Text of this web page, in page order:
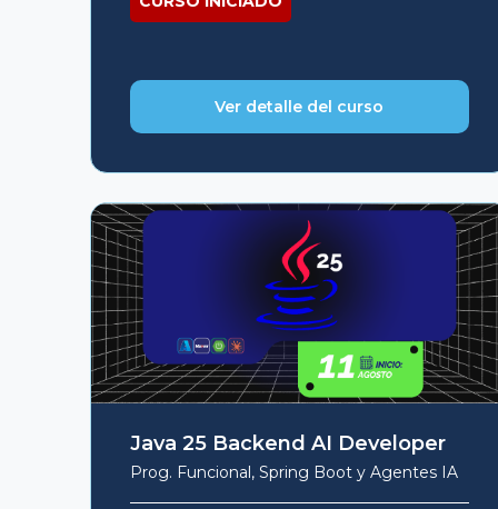
USD
$149.
Ver detalle del curso
Java 25 Backend AI Developer
Prog. Funcional, Spring Boot y Agentes IA